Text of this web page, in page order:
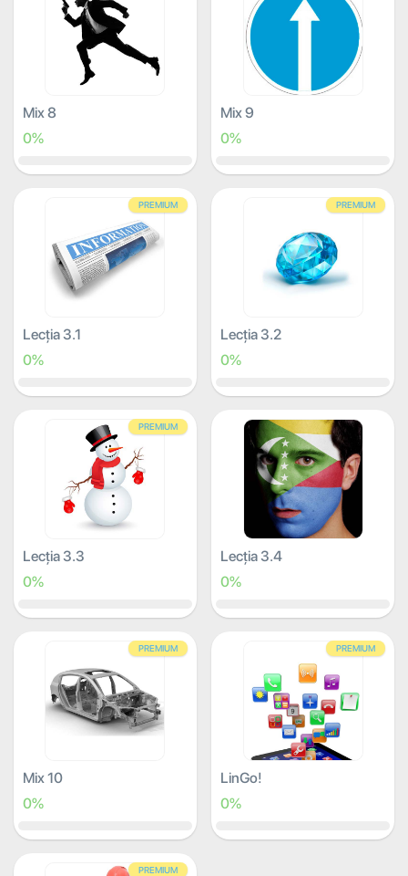
Mix 8
0%
Mix 9
0%
PREMIUM
Lecția 3.1
0%
PREMIUM
Lecția 3.2
0%
PREMIUM
Lecția 3.3
0%
Lecția 3.4
0%
PREMIUM
Mix 10
0%
PREMIUM
LinGo!
0%
PREMIUM